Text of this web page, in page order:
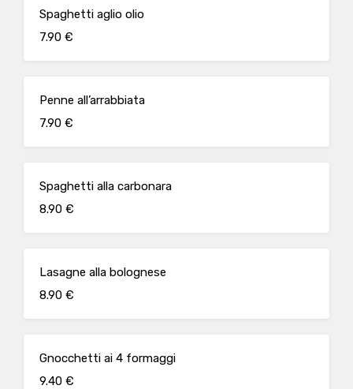
Spaghetti aglio olio
7.90 €
Penne all’arrabbiata
7.90 €
Spaghetti alla carbonara
8.90 €
Lasagne alla bolognese
8.90 €
Gnocchetti ai 4 formaggi
9.40 €